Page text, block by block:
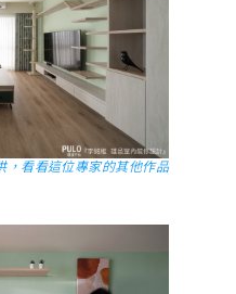
，看看這位專家的其他作品